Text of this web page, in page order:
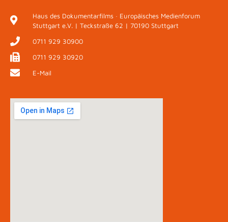
Haus des Dokumentarfilms · Europäisches Medienforum
Stuttgart e.V. | Teckstraße 62 | 70190 Stuttgart
0711 929 30900
0711 929 30920
E-Mail